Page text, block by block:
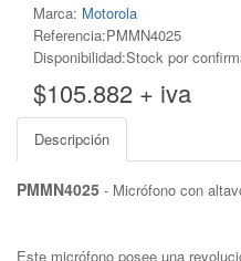
Marca: Motorola
Referencia:PMMN4025
Disponibilidad:Stock por
$105.882 + iva
Descripción
PMMN4025 - Micrófono con
Este micrófono posee una